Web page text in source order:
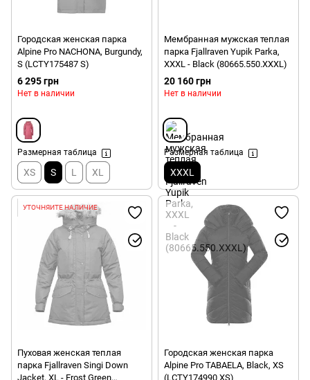
Городская женская парка
Alpine Pro NACHONA, Burgundy,
S (LCTY175487 S)
6 295 грн
Нет в наличии
Размерная таблица
XS S L XL
Мембранная мужская теплая
парка Fjallraven Yupik Parka,
XXXL - Black (80665.550.XXXL)
20 160 грн
Нет в наличии
Размерная таблица
XXXL
УТОЧНЯЙТЕ НАЛИЧИЕ
Пуховая женская теплая
парка Fjallraven Singi Down
Jacket, XL - Frost Green
Городская женская парка
Alpine Pro TABAELA, Black, XS
(LCTY174990 XS)